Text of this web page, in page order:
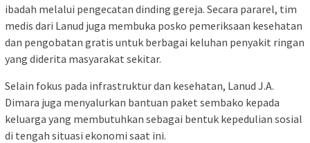
ibadah melalui pengecatan dinding gereja. Secara pararel, tim
medis dari Lanud juga membuka posko pemeriksaan kesehatan
dan pengobatan gratis untuk berbagai keluhan penyakit ringan
yang diderita masyarakat sekitar.
Selain fokus pada infrastruktur dan kesehatan, Lanud J.A.
Dimara juga menyalurkan bantuan paket sembako kepada
keluarga yang membutuhkan sebagai bentuk kepedulian sosial
di tengah situasi ekonomi saat ini.